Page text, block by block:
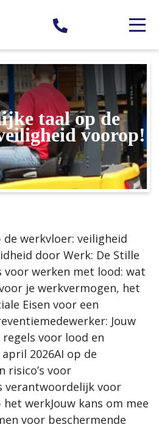
taal op de
voorop!
werkvloer: veiligheid
door Werk: De Stille
voor werken met lood: wat
je werkvermogen, het
Eisen voor een
Jouw
regels voor lood en
2026AI op de
risico’s voor
verantwoordelijk voor
werkJouw kans om mee
voor beschermende